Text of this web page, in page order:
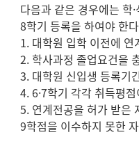
다음과 같은 경우에는 학
8학기 등록을 하여야 한
1. 대학원 입학 이전에
2. 학사과정 졸업요건을
3. 대학원 신입생 등록기
4. 6·7학기 각각 취득평
5. 연계전공을 허가 받은
9학점을 이수하지 못한 자